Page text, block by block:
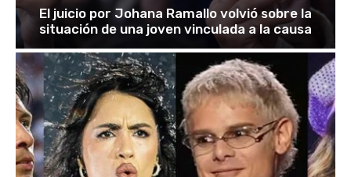
El juicio por Johana Ramallo volvió sobre la
situación de una joven vinculada a la causa